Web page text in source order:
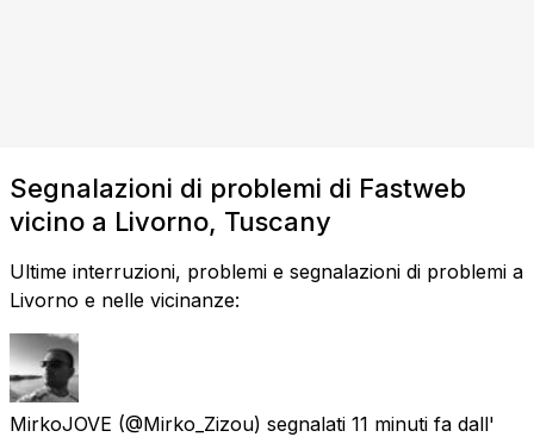
Segnalazioni di problemi di Fastweb
vicino a Livorno, Tuscany
Ultime interruzioni, problemi e segnalazioni di problemi a
Livorno e nelle vicinanze:
MirkoJOVE (@Mirko_Zizou) segnalati 11 minuti fa dall'